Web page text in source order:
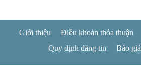
Giới thiệu Điều khoản thỏa thuận
Quy định đăng tin
Báo giá